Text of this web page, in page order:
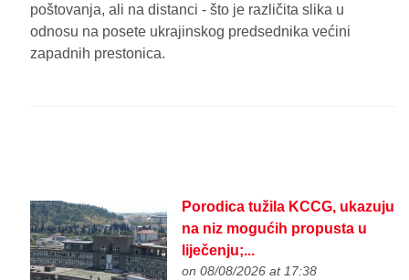
poštovanja, ali na distanci - što je različita slika u
odnosu na posete ukrajinskog predsednika većini
zapadnih prestonica.
Porodica tužila KCCG, ukazuju
na niz mogućih propusta u
liječenju;...
on 08/08/2026 at 17:38